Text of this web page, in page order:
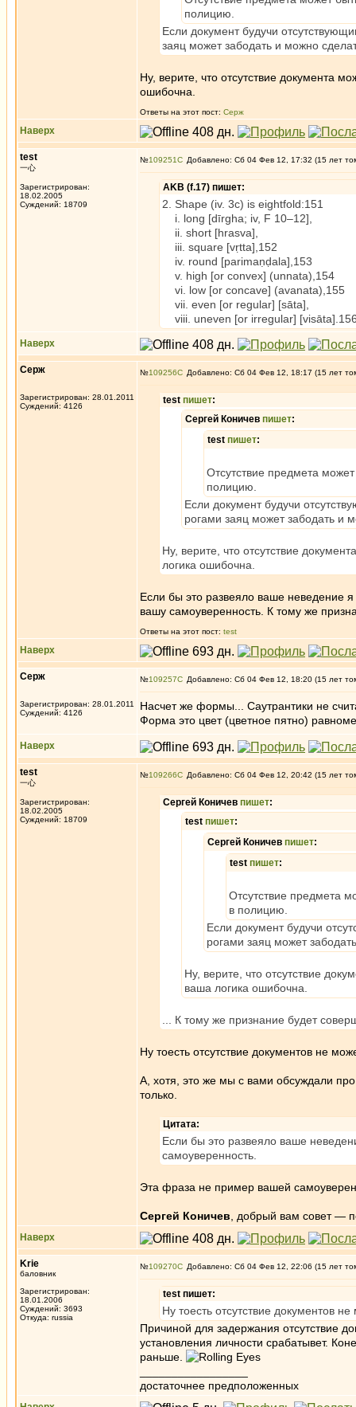
полицию.
Если документ будучи
заяц может забодать и можно
Ну, верите, что отсутствие документа
ошибочна.
Ответы на этот пост: Серж
Наверх
test
一心
Зарегистрирован:
18.02.2005
Суждений: 18709
№109251 Добавлено: Сб 04 Фев 12, 17:32 (15 лет
AKB (f.17) пишет:
2. Shape (iv. 3c) is eightfold:151
i. long [dīrgha; iv, F 10–12],
ii. short [hrasva],
iii. square [vṛtta],152
iv. round [parimaṇḍala],153
v. high [or convex] (unnata),154
vi. low [or concave] (avanata),155
vii. even [or regular] [sāta],
viii. uneven [or irregular]
Наверх
Серж
Зарегистрирован: 28.01.2011
Суждений: 4126
№109256 Добавлено: Сб 04 Фев 12, 18:17 (15 лет
test пишет:
Сергей Коничев пишет:
test пишет:
Отсутствие предмета
полицию.
Если документ будучи
рогами заяц может забодать и
Ну, верите, что отсутствие
логика ошибочна.
Если бы это развеяло ваше неведение
вашу самоуверенность. К тому же
Ответы на этот пост: test
Наверх
Серж
Зарегистрирован: 28.01.2011
Суждений: 4126
№109257 Добавлено: Сб 04 Фев 12, 18:20 (15 лет
Насчет же формы... Саутрантики не
Форма это цвет (цветное пятно)
Наверх
test
一心
Зарегистрирован:
18.02.2005
Суждений: 18709
№109266 Добавлено: Сб 04 Фев 12, 20:42 (15 лет
Сергей Коничев пишет:
test пишет:
Сергей Коничев пишет:
test пишет:
Отсутствие предмета
в полицию.
Если документ будучи
рогами заяц может
Ну, верите, что отсутствие
ваша логика ошибочна.
... К тому же признание будет
Ну тоесть отсутствие документов не
А, хотя, это же мы с вами обсуждали
только.
Цитата:
Если бы это развеяло ваше
самоуверенность.
Эта фраза не пример вашей
Сергей Коничев , добрый вам совет —
Наверх
Krie
баловник
Зарегистрирован:
18.01.2006
Суждений: 3693
Откуда: russia
№109270 Добавлено: Сб 04 Фев 12, 22:06 (15 лет
test пишет:
Ну тоесть отсутствие документов
Причиной для задержания отсутствие
установления личности срабатывет.
раньше.
достаточнее предположенных